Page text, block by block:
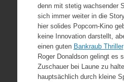
denn mit stetig wachsender
sich immer weiter in die
hier solides Popcorn-Kino
keine Innovation darstellt,
einen guten Bankraub Thriller
Roger Donaldson gelingt es
Zuschauer bei Laune zu
hauptsächlich durch kleine